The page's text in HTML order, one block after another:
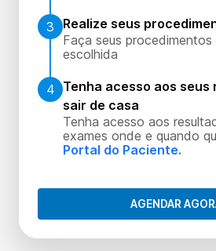
3
Realize seus
Faça seus procedimentos
escolhida
4 Tenha acesso aos seus
sair de casa
Tenha acesso aos
exames onde e quando
Portal do Paciente.
AGENDAR